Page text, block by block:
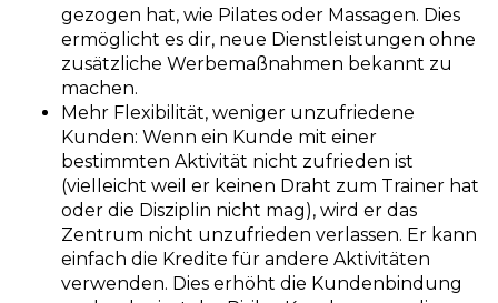
gezogen hat, wie Pilates oder Massagen. Dies
ermöglicht es dir, neue Dienstleistungen ohne
zusätzliche Werbemaßnahmen bekannt zu
machen.
Mehr Flexibilität, weniger unzufriedene
Kunden: Wenn ein Kunde mit einer
bestimmten Aktivität nicht zufrieden ist
(vielleicht weil er keinen Draht zum Trainer hat
oder die Disziplin nicht mag), wird er das
Zentrum nicht unzufrieden verlassen. Er kann
einfach die Kredite für andere Aktivitäten
verwenden. Dies erhöht die Kundenbindung